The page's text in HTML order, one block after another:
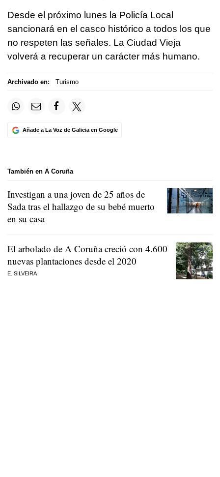
Desde el próximo lunes la Policía Local
sancionará en el casco histórico a todos los que
no respeten las señales. La Ciudad Vieja
volverá a recuperar un carácter más humano.
Archivado en: Turismo
Añade a La Voz de Galicia en Google
También en A Coruña
Investigan a una joven de 25 años de
Sada tras el hallazgo de su bebé muerto
en su casa
El arbolado de A Coruña creció con 4.600
nuevas plantaciones desde el 2020
E. SILVEIRA